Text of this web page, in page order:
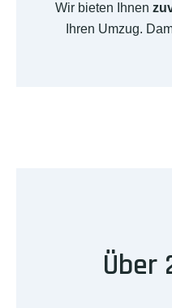
Wir bieten Ihnen
Ihren Umzug.
Über